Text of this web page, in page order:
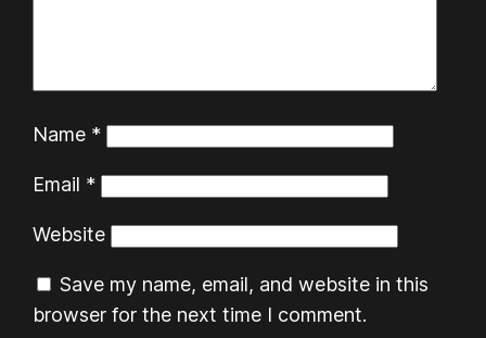
Name *
Email *
Website
Save my name, email, and website in this
browser for the next time I comment.